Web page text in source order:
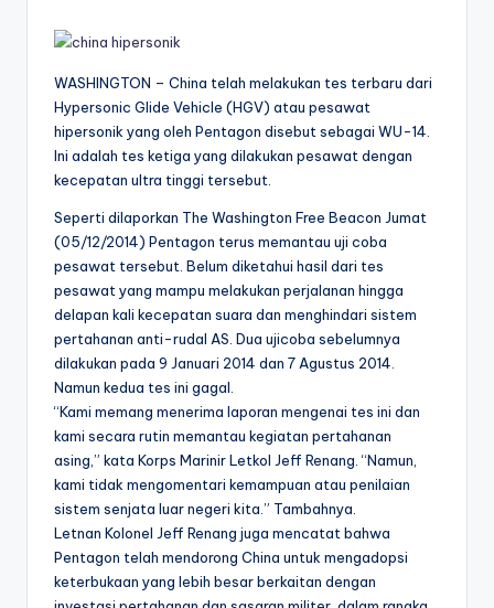
WASHINGTON – China telah melakukan tes terbaru dari
Hypersonic Glide Vehicle (HGV) atau pesawat
hipersonik yang oleh Pentagon disebut sebagai WU-14.
Ini adalah tes ketiga yang dilakukan pesawat dengan
kecepatan ultra tinggi tersebut.
Seperti dilaporkan The Washington Free Beacon Jumat
(05/12/2014) Pentagon terus memantau uji coba
pesawat tersebut. Belum diketahui hasil dari tes
pesawat yang mampu melakukan perjalanan hingga
delapan kali kecepatan suara dan menghindari sistem
pertahanan anti-rudal AS. Dua ujicoba sebelumnya
dilakukan pada 9 Januari 2014 dan 7 Agustus 2014.
Namun kedua tes ini gagal.
“Kami memang menerima laporan mengenai tes ini dan
kami secara rutin memantau kegiatan pertahanan
asing,” kata Korps Marinir Letkol Jeff Renang. “Namun,
kami tidak mengomentari kemampuan atau penilaian
sistem senjata luar negeri kita.” Tambahnya.
Letnan Kolonel Jeff Renang juga mencatat bahwa
Pentagon telah mendorong China untuk mengadopsi
keterbukaan yang lebih besar berkaitan dengan